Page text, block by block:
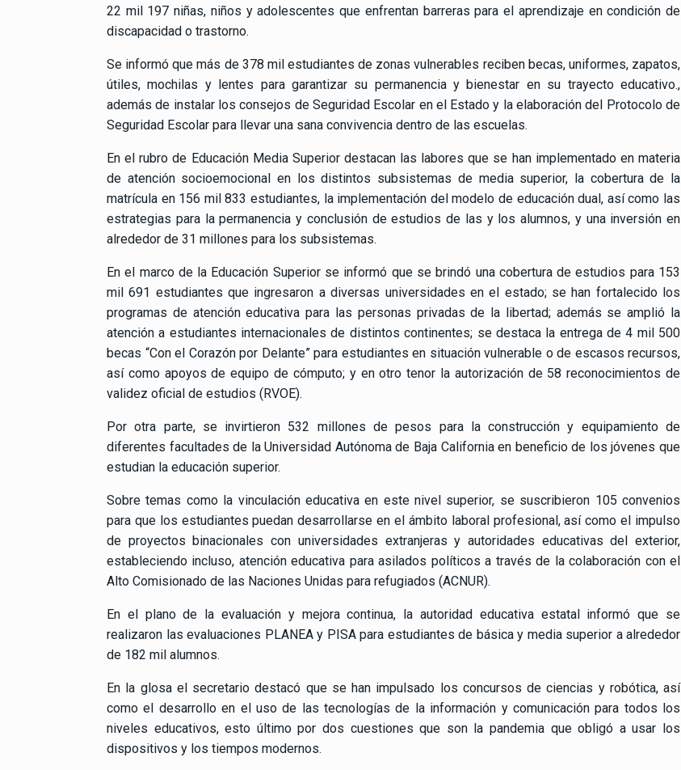
22 mil 197 niñas, niños y adolescentes que enfrentan barreras para el aprendizaje en condición de
discapacidad o trastorno.
Se informó que más de 378 mil estudiantes de zonas vulnerables reciben becas, uniformes, zapatos,
útiles, mochilas y lentes para garantizar su permanencia y bienestar en su trayecto educativo.,
además de instalar los consejos de Seguridad Escolar en el Estado y la elaboración del Protocolo de
Seguridad Escolar para llevar una sana convivencia dentro de las escuelas.
En el rubro de Educación Media Superior destacan las labores que se han implementado en materia
de atención socioemocional en los distintos subsistemas de media superior, la cobertura de la
matrícula en 156 mil 833 estudiantes, la implementación del modelo de educación dual, así como las
estrategias para la permanencia y conclusión de estudios de las y los alumnos, y una inversión en
alrededor de 31 millones para los subsistemas.
En el marco de la Educación Superior se informó que se brindó una cobertura de estudios para 153
mil 691 estudiantes que ingresaron a diversas universidades en el estado; se han fortalecido los
programas de atención educativa para las personas privadas de la libertad; además se amplió la
atención a estudiantes internacionales de distintos continentes; se destaca la entrega de 4 mil 500
becas “Con el Corazón por Delante” para estudiantes en situación vulnerable o de escasos recursos,
así como apoyos de equipo de cómputo; y en otro tenor la autorización de 58 reconocimientos de
validez oficial de estudios (RVOE).
Por otra parte, se invirtieron 532 millones de pesos para la construcción y equipamiento de
diferentes facultades de la Universidad Autónoma de Baja California en beneficio de los jóvenes que
estudian la educación superior.
Sobre temas como la vinculación educativa en este nivel superior, se suscribieron 105 convenios
para que los estudiantes puedan desarrollarse en el ámbito laboral profesional, así como el impulso
de proyectos binacionales con universidades extranjeras y autoridades educativas del exterior,
estableciendo incluso, atención educativa para asilados políticos a través de la colaboración con el
Alto Comisionado de las Naciones Unidas para refugiados (ACNUR).
En el plano de la evaluación y mejora continua, la autoridad educativa estatal informó que se
realizaron las evaluaciones PLANEA y PISA para estudiantes de básica y media superior a alrededor
de 182 mil alumnos.
En la glosa el secretario destacó que se han impulsado los concursos de ciencias y robótica, así
como el desarrollo en el uso de las tecnologías de la información y comunicación para todos los
niveles educativos, esto último por dos cuestiones que son la pandemia que obligó a usar los
dispositivos y los tiempos modernos.